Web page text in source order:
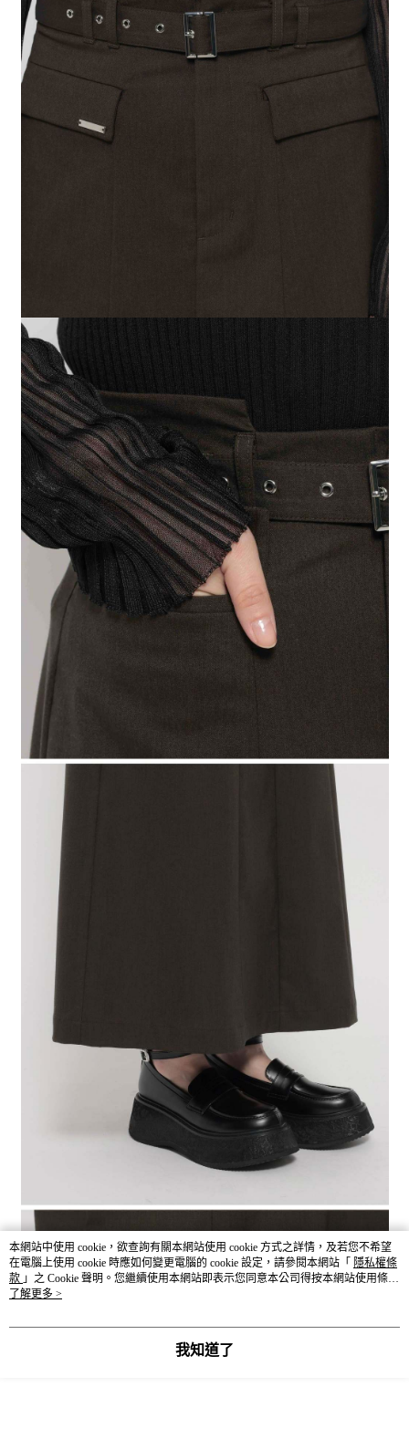
本網站中使用 cookie，欲查詢有關本網站使用 cookie 方式之詳情，及若您不希望
在電腦上使用 cookie 時應如何變更電腦的 cookie 設定，請參閱本網站「 隱私權條
款 」之 Cookie 聲明。您繼續使用本網站即表示您同意本公司得按本網站使用條款
之 Cookie 聲明使用 cookie。
了解更多 >
我知道了